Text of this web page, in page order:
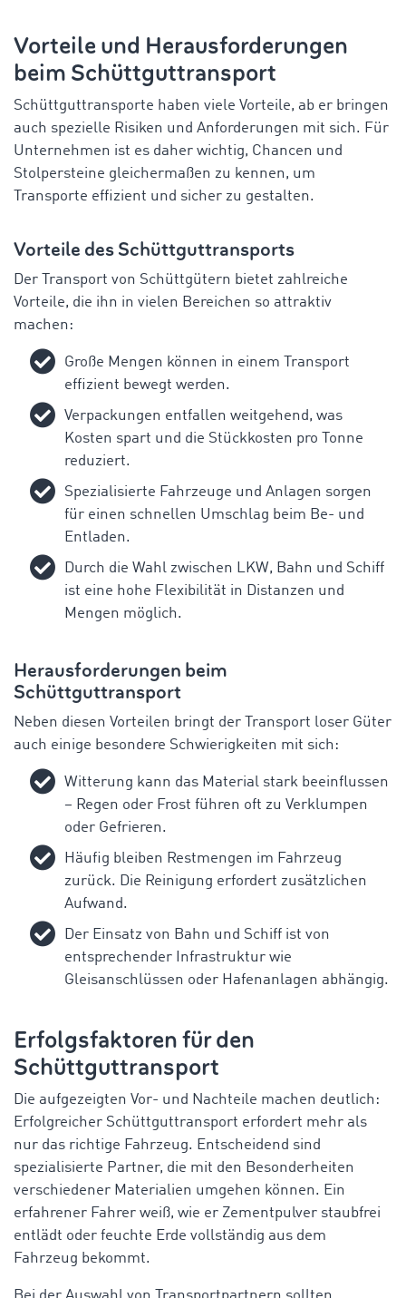
Vorteile und Herausforderungen
beim Schüttguttransport
Schüttguttransporte haben viele Vorteile, ab er bringen
auch spezielle Risiken und Anforderungen mit sich. Für
Unternehmen ist es daher wichtig, Chancen und
Stolpersteine gleichermaßen zu kennen, um
Transporte effizient und sicher zu gestalten.
Vorteile des Schüttguttransports
Der Transport von Schüttgütern bietet zahlreiche
Vorteile, die ihn in vielen Bereichen so attraktiv
machen:
Große Mengen können in einem Transport
effizient bewegt werden.
Verpackungen entfallen weitgehend, was
Kosten spart und die Stückkosten pro Tonne
reduziert.
Spezialisierte Fahrzeuge und Anlagen sorgen
für einen schnellen Umschlag beim Be- und
Entladen.
Durch die Wahl zwischen LKW, Bahn und Schiff
ist eine hohe Flexibilität in Distanzen und
Mengen möglich.
Herausforderungen beim
Schüttguttransport
Neben diesen Vorteilen bringt der Transport loser Güter
auch einige besondere Schwierigkeiten mit sich:
Witterung kann das Material stark beeinflussen
– Regen oder Frost führen oft zu Verklumpen
oder Gefrieren.
Häufig bleiben Restmengen im Fahrzeug
zurück. Die Reinigung erfordert zusätzlichen
Aufwand.
Der Einsatz von Bahn und Schiff ist von
entsprechender Infrastruktur wie
Gleisanschlüssen oder Hafenanlagen abhängig.
Erfolgsfaktoren für den
Schüttguttransport
Die aufgezeigten Vor- und Nachteile machen deutlich:
Erfolgreicher Schüttguttransport erfordert mehr als
nur das richtige Fahrzeug. Entscheidend sind
spezialisierte Partner, die mit den Besonderheiten
verschiedener Materialien umgehen können. Ein
erfahrener Fahrer weiß, wie er Zementpulver staubfrei
entlädt oder feuchte Erde vollständig aus dem
Fahrzeug bekommt.